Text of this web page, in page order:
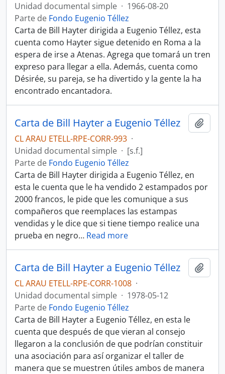
Unidad documental simple · 1966-08-20
Parte de Fondo Eugenio Téllez
Carta de Bill Hayter dirigida a Eugenio Téllez, esta
cuenta como Hayter sigue detenido en Roma a la
espera de irse a Atenas. Agrega que tomará un tren
expreso para llegar a ella. Además, cuenta como
Désirée, su pareja, se ha divertido y la gente la ha
encontrado encantadora.
Carta de Bill Hayter a Eugenio Téllez
CL ARAU ETELL-RPE-CORR-993 ·
Unidad documental simple · [s.f.]
Parte de Fondo Eugenio Téllez
Carta de Bill Hayter dirigida a Eugenio Téllez, en
esta le cuenta que le ha vendido 2 estampados por
2000 francos, le pide que les comunique a sus
compañeros que reemplaces las estampas
vendidas y le dice que si tiene tiempo realice una
prueba en negro… Read more
Carta de Bill Hayter a Eugenio Téllez
CL ARAU ETELL-RPE-CORR-1008 ·
Unidad documental simple · 1978-05-12
Parte de Fondo Eugenio Téllez
Carta de Bill Hayter a Eugenio Téllez, en esta le
cuenta que después de que vieran al consejo
llegaron a la conclusión de que podrían constituir
una asociación para así organizar el taller de
manera que se muestren útiles ambos de manera